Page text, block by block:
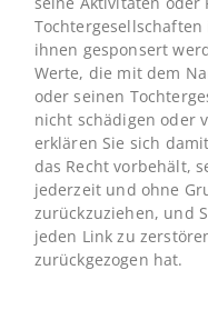
ihnen gesponsert
Werte, die mit dem
oder seinen
nicht schädigen oder
erklären Sie sich
das Recht vorbehält,
jederzeit und ohne
zurückzuziehen, und
jeden Link zu
zurückgezogen hat.